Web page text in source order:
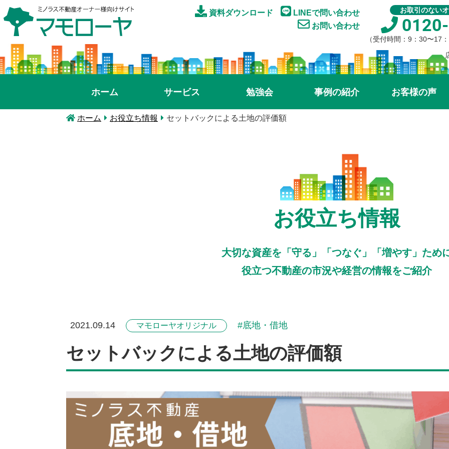
資料ダウンロード
LINEで問い合わせ
お問い合わせ
お取引のない
（受付時間：9：30〜17
ホーム サービス 勉強会 事例の紹介 お客様の声
ホーム お役立ち情報 セットバックによる土地の評価額
お役立ち情報
大切な資産を「守る」「つなぐ」「増やす」ため
役立つ不動産の市況や経営の情報をご紹介
2021.09.14 マモローヤオリジナル 底地・借地
セットバックによる土地の評価額